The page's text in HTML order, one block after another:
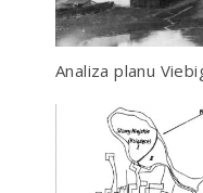
Analiza planu